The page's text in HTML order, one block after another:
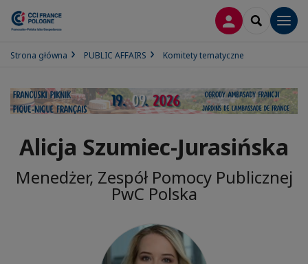
LOGOWANIE
SEARCH
Strona główna PUBLIC AFFAIRS Komitety tematyczne
Alicja Szumiec-Jurasińska
Menedżer, Zespół Pomocy Publicznej
PwC Polska